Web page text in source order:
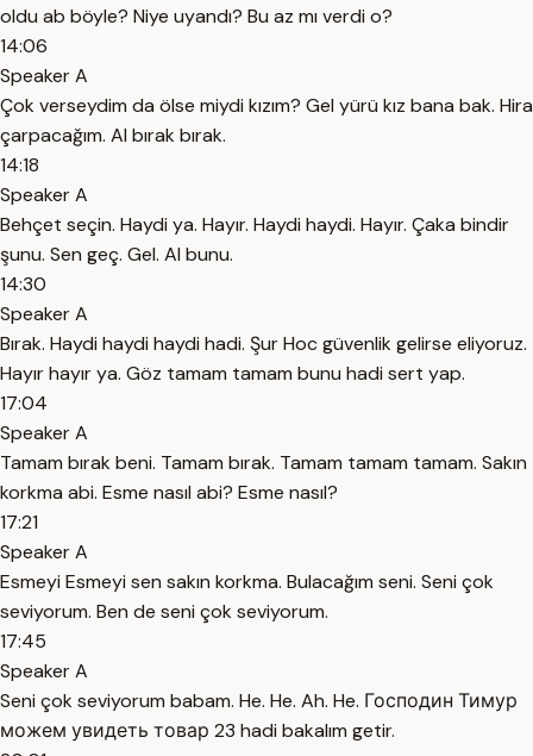
oldu ab böyle? Niye uyandı? Bu az mı verdi o?
14:06
Speaker A
Çok verseydim da ölse miydi kızım? Gel yürü kız bana bak. Hira
çarpacağım. Al bırak bırak.
14:18
Speaker A
Behçet seçin. Haydi ya. Hayır. Haydi haydi. Hayır. Çaka bindir
şunu. Sen geç. Gel. Al bunu.
14:30
Speaker A
Bırak. Haydi haydi haydi hadi. Şur Hoc güvenlik gelirse eliyoruz.
Hayır hayır ya. Göz tamam tamam bunu hadi sert yap.
17:04
Speaker A
Tamam bırak beni. Tamam bırak. Tamam tamam tamam. Sakın
korkma abi. Esme nasıl abi? Esme nasıl?
17:21
Speaker A
Esmeyi Esmeyi sen sakın korkma. Bulacağım seni. Seni çok
seviyorum. Ben de seni çok seviyorum.
17:45
Speaker A
Seni çok seviyorum babam. He. He. Ah. He. Господин Тимур
можем увидеть товар 23 hadi bakalım getir.